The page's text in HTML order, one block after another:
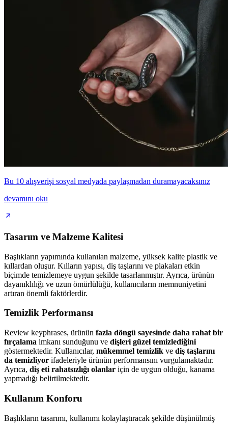
Bu 10 alışverişi sosyal medyada paylaşmadan duramayacaksınız
devamını oku
Tasarım ve Malzeme Kalitesi
Başlıkların yapımında kullanılan malzeme, yüksek kalite plastik ve
kıllardan oluşur. Kılların yapısı, diş taşlarını ve plakaları etkin
biçimde temizlemeye uygun şekilde tasarlanmıştır. Ayrıca, ürünün
dayanıklılığı ve uzun ömürlülüğü, kullanıcıların memnuniyetini
artıran önemli faktörlerdir.
Temizlik Performansı
Review keyphrases, ürünün fazla döngü sayesinde daha rahat bir
fırçalama imkanı sunduğunu ve dişleri güzel temizlediğini
göstermektedir. Kullanıcılar, mükemmel temizlik ve diş taşlarını
da temizliyor ifadeleriyle ürünün performansını vurgulamaktadır.
Ayrıca, diş eti rahatsızlığı olanlar için de uygun olduğu, kanama
yapmadığı belirtilmektedir.
Kullanım Konforu
Başlıkların tasarımı, kullanımı kolaylaştıracak şekilde düşünülmüş